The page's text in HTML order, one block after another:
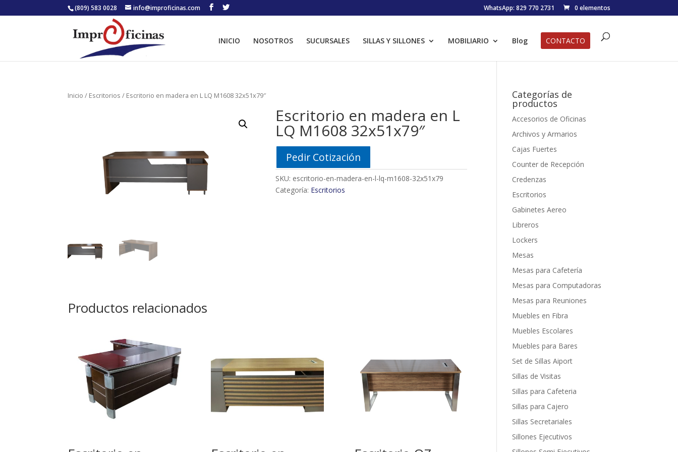
(809) 583 0028 info@improficinas.com WhatsApp: 829 770 2731 0 elementos
INICIO NOSOTROS SUCURSALES SILLAS Y SILLONES MOBILIARIO Blog CONTACTO
Inicio / Escritorios / Escritorio en madera en L LQ M1608 32x51x79″
Escritorio en madera en L
LQ M1608 32x51x79″
Pedir Cotización
SKU: escritorio-en-madera-en-l-lq-m1608-32x51x79
Categoría: Escritorios
Productos relacionados
Categorías de
productos
Accesorios de Oficinas
Archivos y Armarios
Cajas Fuertes
Counter de Recepción
Credenzas
Escritorios
Gabinetes Aereo
Libreros
Lockers
Mesas
Mesas para Cafetería
Mesas para Computadoras
Mesas para Reuniones
Muebles en Fibra
Muebles Escolares
Muebles para Bares
Set de Sillas Aiport
Sillas de Visitas
Sillas para Cafeteria
Sillas para Cajero
Sillas Secretariales
Sillones Ejecutivos